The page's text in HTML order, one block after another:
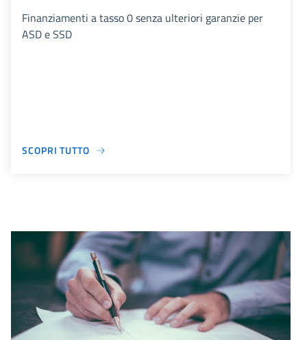
Finanziamenti a tasso 0 senza ulteriori garanzie per
ASD e SSD
SCOPRI TUTTO